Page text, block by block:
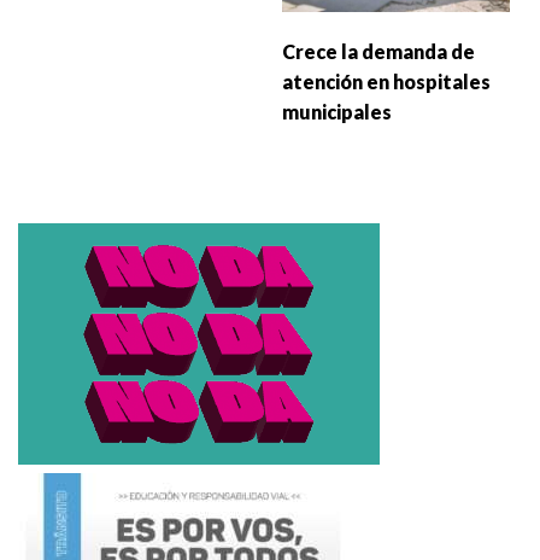
Crece la demanda de
atención en hospitales
municipales